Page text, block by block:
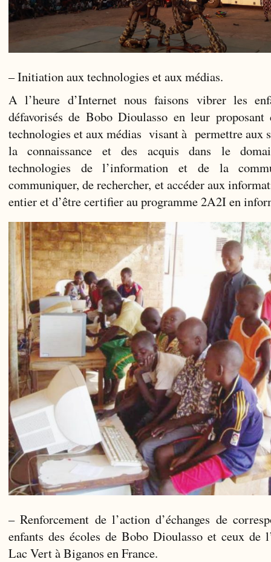
– Initiation aux technologies et aux médias.
A l’heure d’Internet nous faisons vibrer les
défavorisés de Bobo Dioulasso en leur
technologies et aux médias visant à permettre aux
la connaissance et des acquis dans le
technologies de l’information et de la
communiquer, de rechercher, et accéder aux
entier et d’être certifier au programme 2A2I en
– Renforcement de l’action d’échanges de
enfants des écoles de Bobo Dioulasso et ceux de
Lac Vert à Biganos en France.